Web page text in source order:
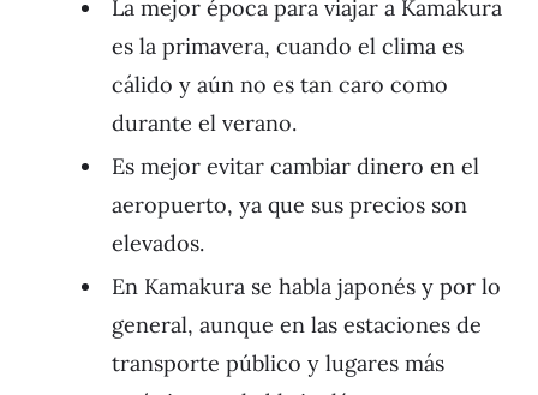
La mejor época para viajar a Kamakura
es la primavera, cuando el clima es
cálido y aún no es tan caro como
durante el verano.
Es mejor evitar cambiar dinero en el
aeropuerto, ya que sus precios son
elevados.
En Kamakura se habla japonés y por lo
general, aunque en las estaciones de
transporte público y lugares más